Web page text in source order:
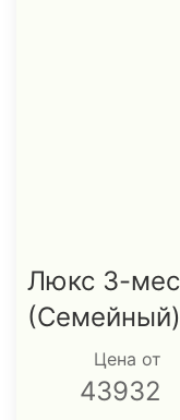
Люкс 3-
(Семейный)
Цена от
43932